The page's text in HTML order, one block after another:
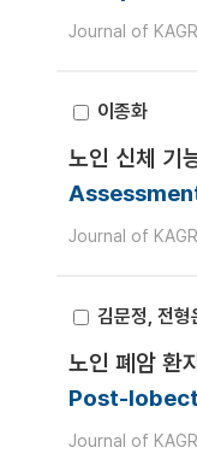
Journal of
이종화
노인 신체 기
Journal of
김문정, 전형
노인 폐암 환
Post-
Journal of